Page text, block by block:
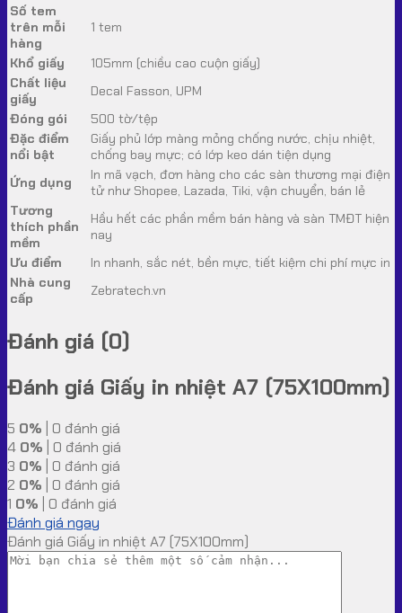
Số tem
trên mỗi
hàng
1 tem
Khổ giấy
105mm (chiều cao cuộn giấy)
Chất liệu
giấy
Decal Fasson, UPM
Đóng gói
500 tờ/tệp
Đặc điểm
nổi bật
Giấy phủ lớp màng mỏng chống nước, chịu nhiệt,
chống bay mực; có lớp keo dán tiện dụng
Ứng dụng
In mã vạch, đơn hàng cho các sàn thương mại điện
tử như Shopee, Lazada, Tiki, vận chuyển, bán lẻ
Tương
thích phần
mềm
Hầu hết các phần mềm bán hàng và sàn TMĐT hiện
nay
Ưu điểm
In nhanh, sắc nét, bền mực, tiết kiệm chi phí mực in
Nhà cung
cấp
Zebratech.vn
Đánh giá (0)
Đánh giá Giấy in nhiệt A7 (75X100mm)
5 0% | 0 đánh giá
4 0% | 0 đánh giá
3 0% | 0 đánh giá
2 0% | 0 đánh giá
1 0% | 0 đánh giá
Đánh giá ngay
Đánh giá Giấy in nhiệt A7 (75X100mm)